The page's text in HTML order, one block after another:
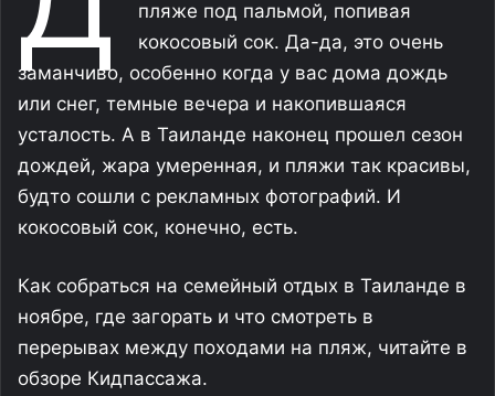
пляже под пальмой, попивая
кокосовый сок. Да-да, это очень
заманчиво, особенно когда у вас дома дождь
или снег, темные вечера и накопившаяся
усталость. А в Таиланде наконец прошел сезон
дождей, жара умеренная, и пляжи так красивы,
будто сошли с рекламных фотографий. И
кокосовый сок, конечно, есть.
Как собраться на семейный отдых в Таиланде в
ноябре, где загорать и что смотреть в
перерывах между походами на пляж, читайте в
обзоре Кидпассажа.